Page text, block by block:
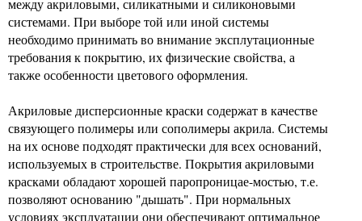
между акриловыми, силикатными и силиконовыми
системами. При выборе той или иной системы
необходимо принимать во внимание эксплутационные
требования к покрытию, их физические свойства, а
также особенности цветового оформления.
Акриловые дисперсионные краски содержат в качестве
связующего полимеры или сополимеры акрила. Системы
на их основе подходят практически для всех оснований,
используемых в строительстве. Покрытия акриловыми
красками обладают хорошей паропроницае-мостью, т.е.
позволяют основанию "дышать". При нормальных
условиях эксплуатации они обеспечивают оптимальное